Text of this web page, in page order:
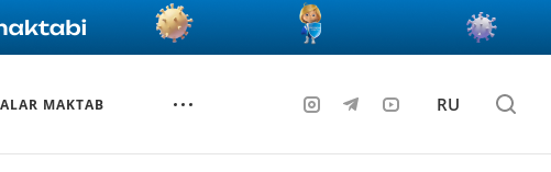
MAKTAB RU